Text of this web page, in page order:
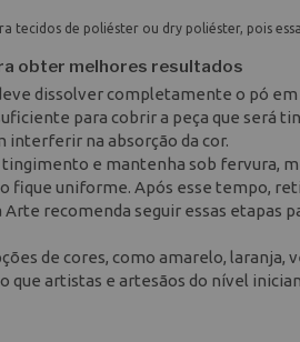
tecidos de poliéster ou dry poliéster, pois
obter melhores resultados
dissolver completamente o pó
para cobrir a peça que será
interferir na absorção da cor.
tingimento e mantenha sob fervura,
fique uniforme. Após esse tempo,
Arte recomenda seguir essas
de cores, como amarelo,
que artistas e artesãos do nível